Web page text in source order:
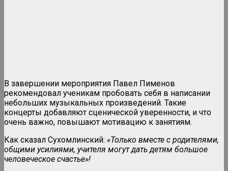
В завершении мероприятия Павел Пименов
рекомендовал ученикам пробовать себя в написании
небольших музыкальных произведений. Такие
концерты добавляют сценической уверенности, и что
очень важно, повышают мотивацию к занятиям.
Как сказал Сухомлинский: «Только вместе с родителями,
общими усилиями, учителя могут дать детям большое
человеческое счастье»!